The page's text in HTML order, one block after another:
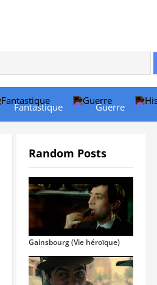
Fantastique Guerre
Random Posts
Gainsbourg (Vie héroïque)